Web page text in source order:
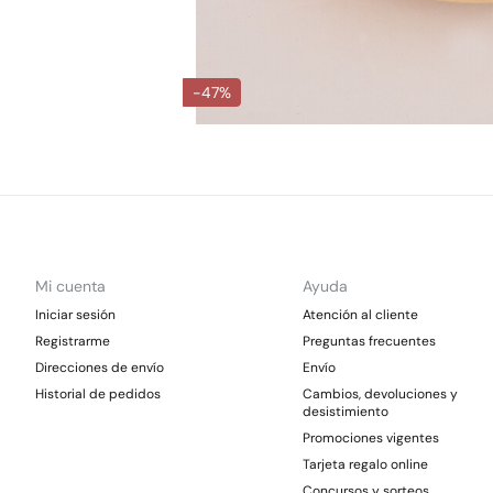
-47%
Mi cuenta
Iniciar sesión
Registrarme
Direcciones de envío
Historial de pedidos
Ayuda
Atención al cliente
Preguntas frecuentes
Envío
Cambios, devoluciones y
desistimiento
Promociones vigentes
Tarjeta regalo online